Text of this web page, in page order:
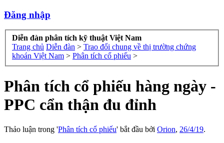
Đăng nhập
Diễn đàn phân tích kỹ thuật Việt Nam
Trang chủ Diễn đàn > Trao đổi chung về thị trường chứng
khoán Việt Nam > Phân tích cổ phiếu >
Phân tích cổ phiếu hàng ngày -
PPC cẩn thận đu đỉnh
Thảo luận trong 'Phân tích cổ phiếu' bắt đầu bởi Orion, 26/4/19.